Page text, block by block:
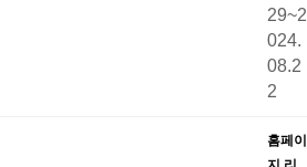
29~2
024.
08.2
2
홈페이